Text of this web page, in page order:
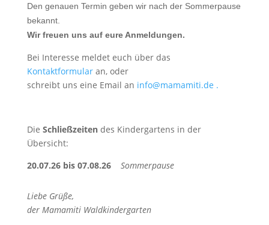
Den genauen Termin geben wir nach der Sommerpause
bekannt.
Wir freuen uns auf eure Anmeldungen.
Bei Interesse meldet euch über das
Kontaktformularan, oder
schreibt uns eine Email an info@mamamiti.de .
Die Schließzeitendes Kindergartens in der
Übersicht:
20.07.26 bis 07.08.26
Sommerpause
Liebe Grüße,
der Mamamiti Waldkindergarten